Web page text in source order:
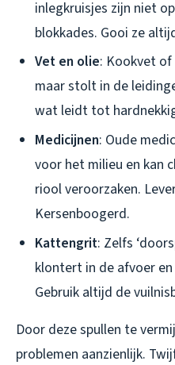
inlegkruisjes zijn niet
blokkades. Gooi ze
Vet en olie: Kookvet
maar stolt in de
wat leidt tot
Medicijnen: Oude
voor het milieu en kan
riool veroorzaken.
Kersenboogerd.
Kattengrit: Zelfs
klontert in de afvoer
Gebruik altijd de
Door deze spullen te
problemen aanzienlijk.